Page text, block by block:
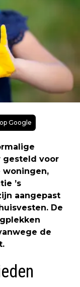
Google
gesteld voor
woningen,
’s
aangepast
De
de